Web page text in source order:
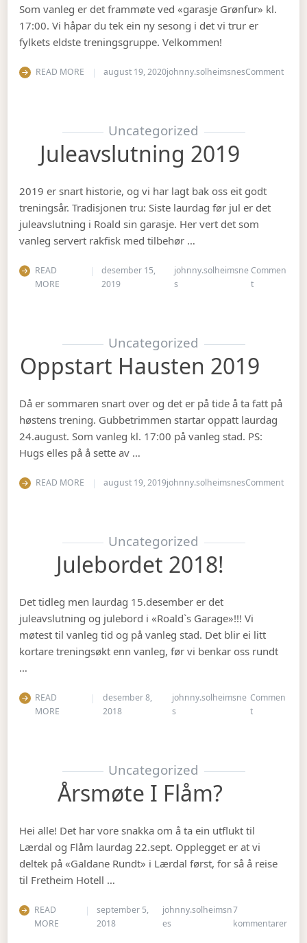
Som vanleg er det frammøte ved «garasje Grønfur» kl.
17:00. Vi håpar du tek ein ny sesong i det vi trur er
fylkets eldste treningsgruppe. Velkommen!
READ MORE august 19, 2020johnny.solheimsnesCommenton
Uncategorized
Juleavslutning 2019
2019 er snart historie, og vi har lagt bak oss eit godt
treningsår. Tradisjonen tru: Siste laurdag før jul er det
juleavslutning i Roald sin garasje. Her vert det som
vanleg servert rakfisk med tilbehør …
READ
MORE
desember 15,
2019
johnny.solheimsne
s
Commen
ton
Uncategorized
Oppstart Hausten 2019
Då er sommaren snart over og det er på tide å ta fatt på
høstens trening. Gubbetrimmen startar oppatt laurdag
24.august. Som vanleg kl. 17:00 på vanleg stad. PS:
Hugs elles på å sette av …
READ MORE august 19, 2019johnny.solheimsnesCommenton
Uncategorized
Julebordet 2018!
Det tidleg men laurdag 15.desember er det
juleavslutning og julebord i «Roald`s Garage»!!! Vi
møtest til vanleg tid og på vanleg stad. Det blir ei litt
kortare treningsøkt enn vanleg, før vi benkar oss rundt
…
READ
MORE
desember 8,
2018
johnny.solheimsne
s
Commen
ton Julebordet
Uncategorized
Årsmøte I Flåm?
Hei alle! Det har vore snakka om å ta ein utflukt til
Lærdal og Flåm laurdag 22.sept. Opplegget er at vi
deltek på «Galdane Rundt» i Lærdal først, for så å reise
til Fretheim Hotell …
READ
MORE
september 5,
2018
johnny.solheimsn
es
7
kommentarertil